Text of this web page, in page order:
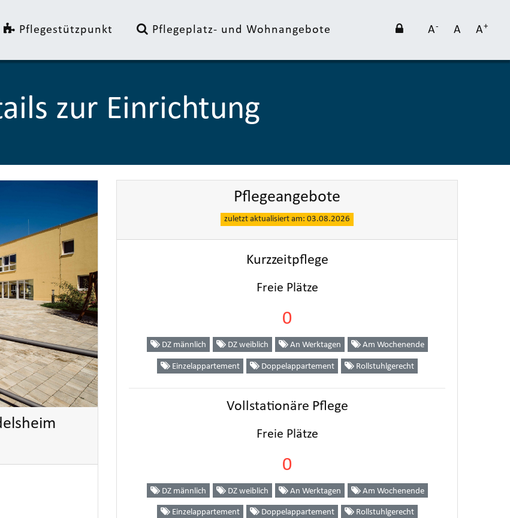
Pflegestützpunkt Pflegeplatz- und Wohnangebote A- A A+
zur Einrichtung
Pflegeangebote
zuletzt aktualisiert am: 03.08.2026
Kurzzeitpflege
Freie Plätze
0
DZ männlich DZ weiblich An Werktagen Am Wochenende
Einzelappartement Doppelappartement Rollstuhlgerecht
Vollstationäre Pflege
Freie Plätze
0
DZ männlich DZ weiblich An Werktagen Am Wochenende
Einzelappartement Doppelappartement Rollstuhlgerecht